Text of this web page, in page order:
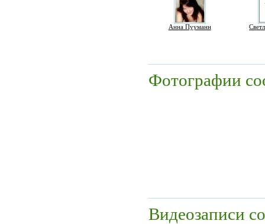
Анна Пууманн
Фотографии
Видеозаписи